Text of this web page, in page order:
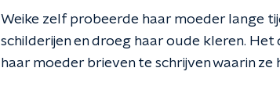
Weike zelf probeerde haar moeder lange
schilderijen en droeg haar oude kleren.
haar moeder brieven te schrijven waarin